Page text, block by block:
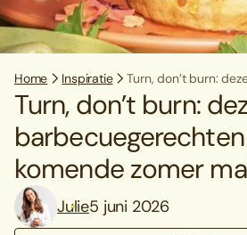
Home Inspiratie Turn, don’t burn:
Turn, don’t burn:
komende zomer
Julie5 juni 2026